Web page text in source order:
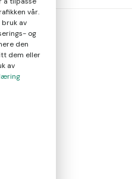
smart
vår.
av
og
den
dem eller
av